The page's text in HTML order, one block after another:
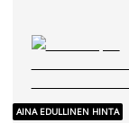
AINA EDULLINEN HINTA